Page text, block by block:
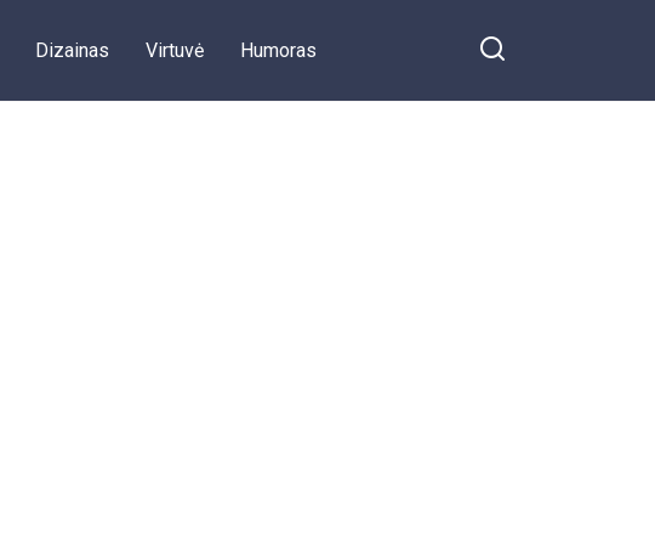
Dizainas Virtuvė Humoras